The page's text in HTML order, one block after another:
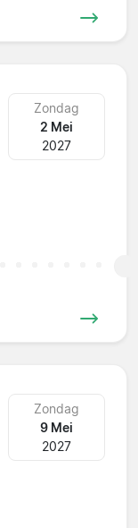
Zondag
2 Mei
2027
Zondag
9 Mei
2027